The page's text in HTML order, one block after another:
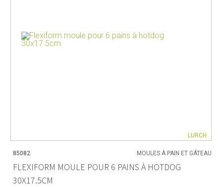
LURCH
85082 MOULES À PAIN ET GÂTEAU
FLEXIFORM MOULE POUR 6 PAINS À HOTDOG
30X17.5CM